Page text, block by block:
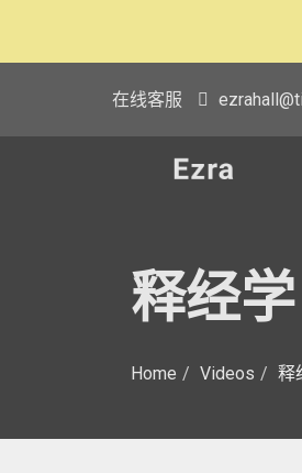
在线客服
释经
Home Videos 释